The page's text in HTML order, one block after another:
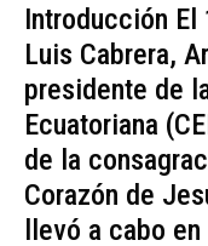
Introducción El
Luis Cabrera,
presidente de
Ecuatoriana
de la
Corazón de
llevó a cabo